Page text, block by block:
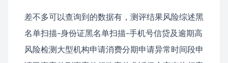
差不多可以查询到的数据有， 测评结果风险综述黑
名单扫描-身份证黑名单扫描-手机号信贷及逾期高
风险检测大型机构申请消费分期申请异常时间段申